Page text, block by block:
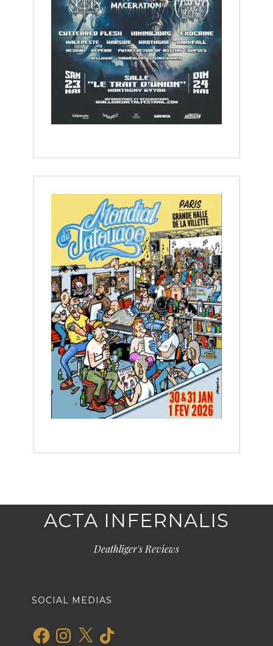
ACTA INFERNALIS
Deathliger's Reviews
SOCIAL MEDIAS
FacebookInstagram
X TikTok